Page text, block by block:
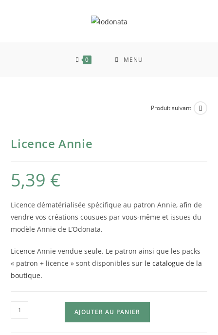
0 MENU
Produit suivant
Licence Annie
5,39 €
Licence dématérialisée spécifique au patron Annie, afin de
vendre vos créations cousues par vous-même et issues du
modèle Annie de L’Odonata.
Licence Annie vendue seule. Le patron ainsi que les packs
« patron + licence » sont disponibles sur le catalogue de la
boutique.
AJOUTER AU PANIER